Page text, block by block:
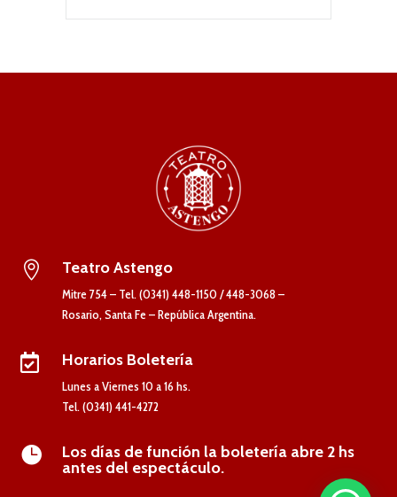
 Teatro Astengo
Mitre 754 – Tel. (0341) 448-1150 / 448-3068 –
Rosario, Santa Fe – República Argentina.
 Horarios Boletería
Lunes a Viernes 10 a 16 hs.
Tel. (0341) 441-4272

Los días de función la boletería abre 2 hs
antes del espectáculo.